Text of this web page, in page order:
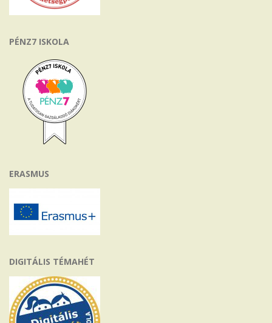
PÉNZ7 ISKOLA
ERASMUS
DIGITÁLIS TÉMAHÉT